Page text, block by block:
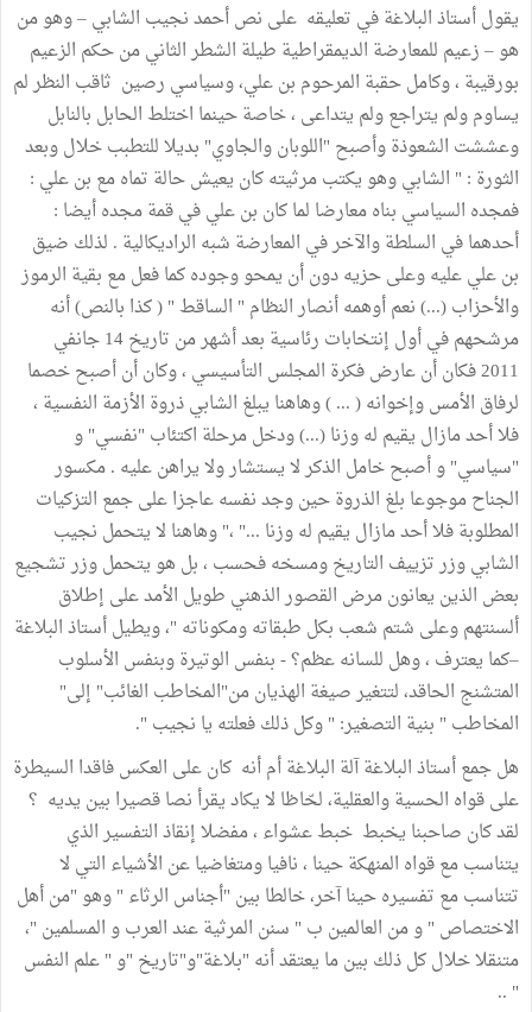
يقول أستاذ البلاغة في تعليقه على نص أحمد نجيب الشابي – وهو من
هو – زعيم للمعارضة الديمقراطية طيلة الشطر الثاني من حكم الزعيم
بورقيبة ، وكامل حقبة المرحوم بن علي، وسياسي رصين ثاقب النظر لم
يساوم ولم يتراجع ولم يتداعى ، خاصة حينما اختلط الحابل بالنابل
وعششت الشعوذة وأصبح "اللوبان والجاوي" بديلا للتطبب خلال وبعد
الثورة : " الشابي وهو يكتب مرثيته كان يعيش حالة تماه مع بن علي :
فمجده السياسي بناه معارضا لما كان بن علي في قمة مجده أيضا :
أحدهما في السلطة والآخر في المعارضة شبه الراديكالية . لذلك ضيق
بن علي عليه وعلى حزيه دون أن يمحو وجوده كما فعل مع بقية الرموز
والأحزاب (...) نعم أوهمه أنصار النظام " الساقط " ( كذا بالنص) أنه
مرشحهم في أول إنتخابات رئاسية بعد أشهر من تاريخ 14 جانفي
2011 فكان أن عارض فكرة المجلس التأسيسي ، وكان أن أصبح خصما
لرفاق الأمس وإخوانه ( ... ) وهاهنا يبلغ الشابي ذروة الأزمة النفسية ،
فلا أحد مازال يقيم له وزنا (...) ودخل مرحلة اكتئاب "نفسي" و
"سياسي" و أصبح خامل الذكر لا يستشار ولا يراهن عليه . مكسور
الجناح موجوعا بلغ الذروة حين وجد نفسه عاجزا على جمع التزكيات
المطلوبة فلا أحد مازال يقيم له وزنا ..." ،" وهاهنا لا يتحمل نجيب
الشابي وزر تزييف التاريخ ومسخه فحسب ، بل هو يتحمل وزر تشجيع
بعض الذين يعانون مرض القصور الذهني طويل الأمد على إطلاق
ألسنتهم وعلى شتم شعب بكل طبقاته ومكوناته "، ويطيل أستاذ البلاغة
–كما يعترف ، وهل للسانه عظم؟ - بنفس الوتيرة وبنفس الأسلوب
المتشنج الحاقد، لتتغير صيغة الهذيان من"المخاطب الغائب" إلى"
المخاطب " بنية التصغير: " وكل ذلك فعلته يا نجيب ".
هل جمع أستاذ البلاغة آلة البلاغة أم أنه كان على العكس فاقدا السيطرة
على قواه الحسية والعقلية، لحّاظا لا يكاد يقرأ نصا قصيرا بين يديه ؟
لقد كان صاحبنا يخبط خبط عشواء ، مفضلا إنقاذ التفسير الذي
يتناسب مع قواه المنهكة حينا ، نافيا ومتغاضيا عن الأشياء التي لا
تتناسب مع تفسيره حينا آخر، خالطا بين "أجناس الرثاء " وهو "من أهل
الاختصاص " و من العالمين ب " سنن المرثية عند العرب و المسلمين "،
متنقلا خلال كل ذلك بين ما يعتقد أنه "بلاغة"و"تاريخ "و " علم النفس
" ..